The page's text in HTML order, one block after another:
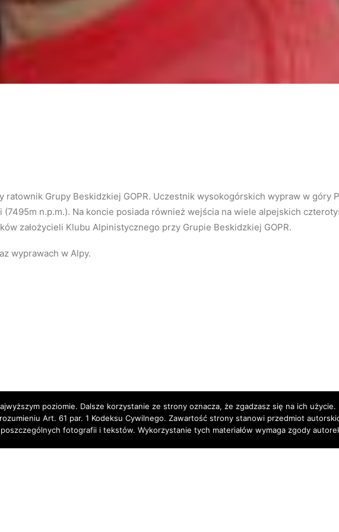
Grupy Beskidzkiej GOPR. Uczestnik wysokogórskich wypraw w góry
(7495m n.p.m.). Na koncie posiada również wejścia na wiele alpejskich
założycieli Klubu Alpinistycznego przy Grupie Beskidzkiej GOPR.
wyprawach w Alpy.
poziomie. Dalsze korzystanie ze strony oznacza, że zgadzasz się na ich użycie.
Art. 61 par. 1 Kodeksu Cywilnego. Zawartość strony stanowi przedmiot
fotografii i tekstów. Wykorzystanie tych materiałów wymaga zgody